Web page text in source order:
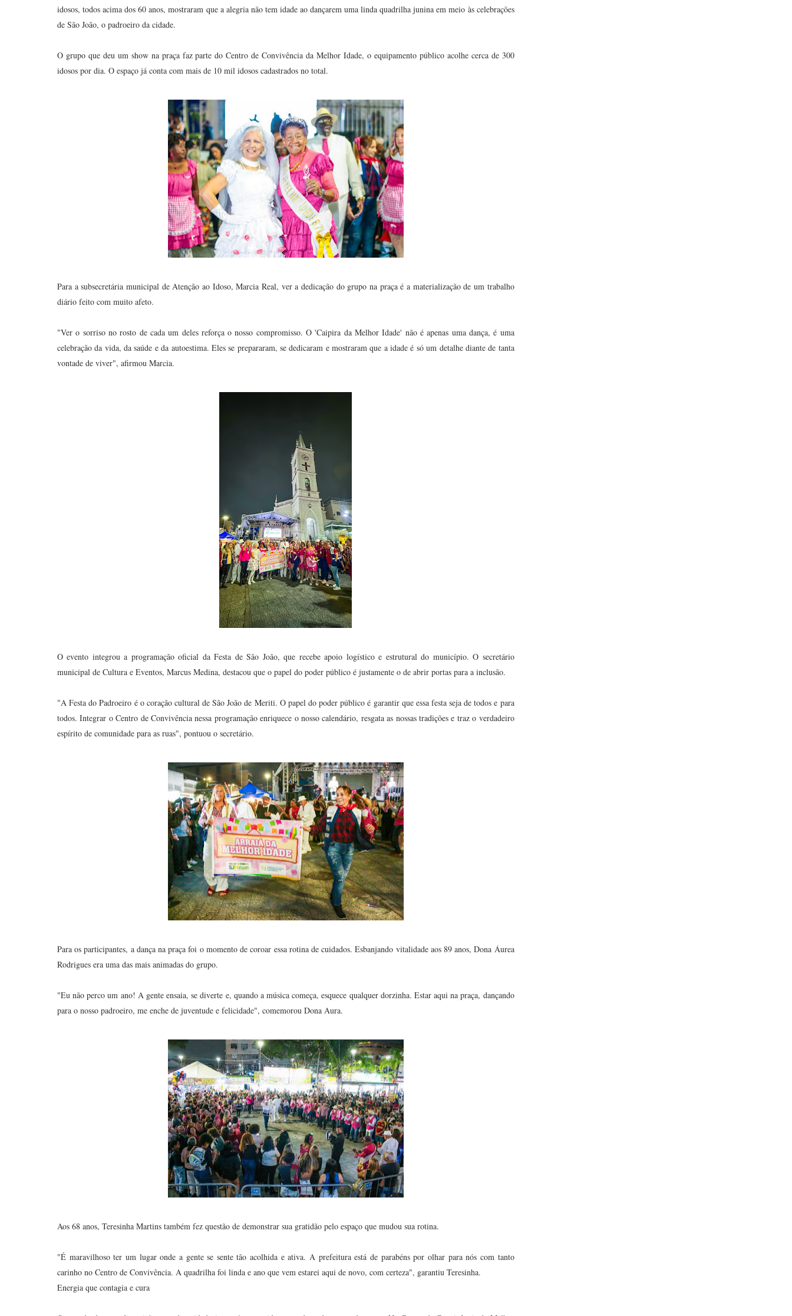
idosos, todos acima dos 60 anos, mostraram que a alegria não tem idade ao dançarem uma linda quadrilha junina em meio às celebrações
de São João, o padroeiro da cidade.
O grupo que deu um show na praça faz parte do Centro de Convivência da Melhor Idade, o equipamento público acolhe cerca de 300
idosos por dia. O espaço já conta com mais de 10 mil idosos cadastrados no total.
Para a subsecretária municipal de Atenção ao Idoso, Marcia Real, ver a dedicação do grupo na praça é a materialização de um trabalho
diário feito com muito afeto.
"Ver o sorriso no rosto de cada um deles reforça o nosso compromisso. O 'Caipira da Melhor Idade' não é apenas uma dança, é uma
celebração da vida, da saúde e da autoestima. Eles se prepararam, se dedicaram e mostraram que a idade é só um detalhe diante de tanta
vontade de viver", afirmou Marcia.
O evento integrou a programação oficial da Festa de São João, que recebe apoio logístico e estrutural do município. O secretário
municipal de Cultura e Eventos, Marcus Medina, destacou que o papel do poder público é justamente o de abrir portas para a inclusão.
"A Festa do Padroeiro é o coração cultural de São João de Meriti. O papel do poder público é garantir que essa festa seja de todos e para
todos. Integrar o Centro de Convivência nessa programação enriquece o nosso calendário, resgata as nossas tradições e traz o verdadeiro
espírito de comunidade para as ruas", pontuou o secretário.
Para os participantes, a dança na praça foi o momento de coroar essa rotina de cuidados. Esbanjando vitalidade aos 89 anos, Dona Áurea
Rodrigues era uma das mais animadas do grupo.
"Eu não perco um ano! A gente ensaia, se diverte e, quando a música começa, esquece qualquer dorzinha. Estar aqui na praça, dançando
para o nosso padroeiro, me enche de juventude e felicidade", comemorou Dona Aura.
Aos 68 anos, Teresinha Martins também fez questão de demonstrar sua gratidão pelo espaço que mudou sua rotina.
"É maravilhoso ter um lugar onde a gente se sente tão acolhida e ativa. A prefeitura está de parabéns por olhar para nós com tanto
carinho no Centro de Convivência. A quadrilha foi linda e ano que vem estarei aqui de novo, com certeza", garantiu Teresinha.
Energia que contagia e cura